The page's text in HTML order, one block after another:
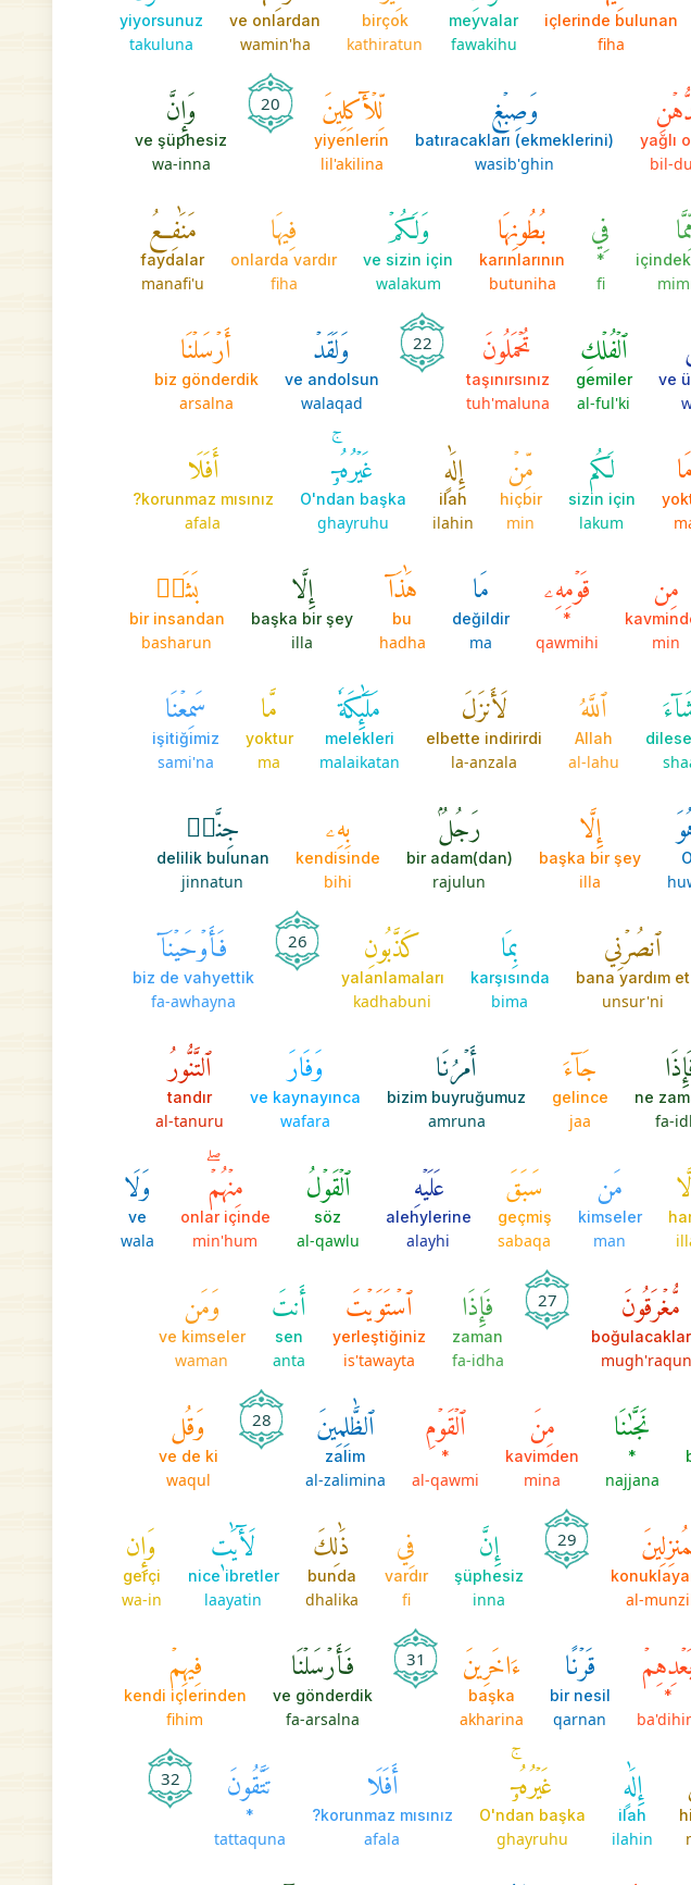
içlerinde bulunan
fiha
meyvalar
fawakihu
birçok
kathiratun
ve onlardan
wamin'ha
yiyorsunuz
takuluna
yağlı
bil-
وَصِبۡغٖ
(ekmeklerini) batıracakları
wasib'ghin
لِّلۡأٓكِلِينَ
yiyenlerin
lil'akilina
20 وَإِنَّ
ve şüphesiz
wa-inna
فِي
*
fi
بُطُونِهَا
karınlarının
butuniha
وَلَكُمۡ
ve sizin için
walakum
فِيهَا
onlarda vardır
fiha
مَنَٰفِعُ
faydalar
manafi'u
ve
ٱلۡفُلۡكِ
gemiler
al-ful'ki
تُحۡمَلُونَ
taşınırsınız
tuh'maluna
22 وَلَقَدۡ
ve andolsun
walaqad
أَرۡسَلۡنَا
biz gönderdik
arsalna
مَا لَكُم
sizin için
lakum
مِّنۡ
hiçbir
min
إِلَٰهٍ
ilah
ilahin
غَيۡرُهُۥٓۚ
O'ndan başka
ghayruhu
أَفَلَا
korunmaz mısınız?
afala
مِن
min
قَوۡمِهِۦ
*
qawmihi
مَا
değildir
ma
هَٰذَآ
bu
hadha
إِلَّا
başka bir şey
illa
بَشَرٞ
bir insandan
basharun
ٱللَّهُ
Allah
al-lahu
لَأَنزَلَ
elbette indirirdi
la-anzala
مَلَٰٓئِكَةٗ
melekleri
malaikatan
مَّا
yoktur
ma
سَمِعۡنَا
işitiğimiz
sami'na
O
إِلَّا
başka bir şey
illa
رَجُلُۢ
bir adam(dan)
rajulun
بِهِۦ
kendisinde
bihi
جِنَّةٞ
delilik bulunan
jinnatun
ٱنصُرۡنِي
bana yardım et
unsur'ni
بِمَا
karşısında
bima
كَذَّبُونِ
yalanlamaları
kadhabuni
26 فَأَوۡحَيۡنَآ
biz de vahyettik
fa-awhayna
ne
fa-
جَآءَ
gelince
jaa
أَمۡرُنَا
bizim buyruğumuz
amruna
وَفَارَ
ve kaynayınca
wafara
ٱلتَّنُّورُ
tandır
al-tanuru
مَن
kimseler
man
سَبَقَ
geçmiş
sabaqa
عَلَيۡهِ
alehylerine
alayhi
ٱلۡقَوۡلُ
söz
al-qawlu
مِنۡهُمۡۖ
onlar içinde
min'hum
وَلَا
ve
wala
مُّغۡرَقُونَ 27 فَإِذَا
zaman
fa-idha
ٱسۡتَوَيۡتَ
yerleştiğiniz
is'tawayta
أَنتَ
sen
anta
وَمَن
ve kimseler
waman
نَجَّىٰنَا
*
najjana
مِنَ
kavimden
mina
ٱلۡقَوۡمِ
*
al-qawmi
ٱلظَّٰلِمِينَ
zalim
al-zalimina
28 وَقُل
ve de ki
waqul
al-
29 إِنَّ
şüphesiz
inna
فِي
vardır
fi
ذَٰلِكَ
bunda
dhalika
لَأٓيَٰتٖ
nice ibretler
laayatin
وَإِن
gerçi
wa-in
*
قَرۡنًا
bir nesil
qarnan
ءَاخَرِينَ
başka
akharina
31 فَأَرۡسَلۡنَا
ve gönderdik
fa-arsalna
فِيهِمۡ
kendi içlerinden
fihim
إِلَٰهٍ
ilah
ilahin
غَيۡرُهُۥٓۚ
O'ndan başka
ghayruhu
أَفَلَا
korunmaz mısınız?
afala
تَتَّقُونَ
*
tattaquna
32